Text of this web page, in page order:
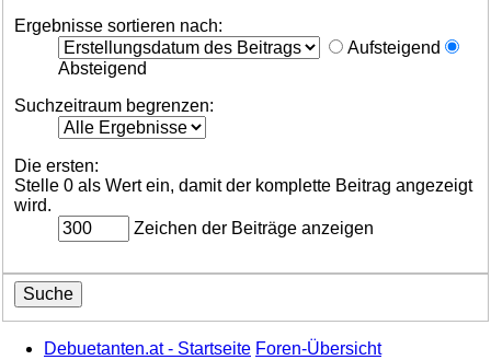
Ergebnisse sortieren nach:
Aufsteigend
Absteigend
Suchzeitraum begrenzen:
Die ersten:
Stelle 0 als Wert ein, damit der komplette Beitrag angezeigt
wird.
Zeichen der Beiträge anzeigen
Debuetanten.at - Startseite Foren-Übersicht